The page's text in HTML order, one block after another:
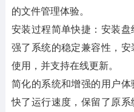
的文件管理体验。
安装过程简单快捷 ：安装
强了系统的稳定兼容性，
使用，并支持在线更新。
简化的系统和增强的用户体
快了运行速度，保留了原